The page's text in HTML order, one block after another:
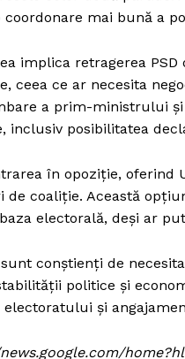
mai bună a
implica retragerea
ceea ce ar necesita
a prim-ministrului
inclusiv posibilitatea
în opoziție, oferind
coaliție. Această
electorală, deși ar
conștienți de
politice și
și